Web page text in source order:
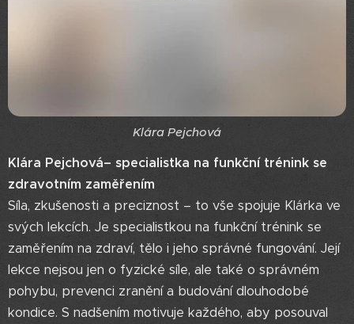
Klára Pejchová
Klára Pejchová– specialistka na funkční trénink se
zdravotním zaměřením
Síla, zkušenosti a preciznost – to vše spojuje Klárka ve
svých lekcích. Je specialistkou na funkční trénink se
zaměřením na zdraví, tělo i jeho správné fungování. Její
lekce nejsou jen o fyzické síle, ale také o správném
pohybu, prevenci zranění a budování dlouhodobé
kondice. S nadšením motivuje každého, aby posouval